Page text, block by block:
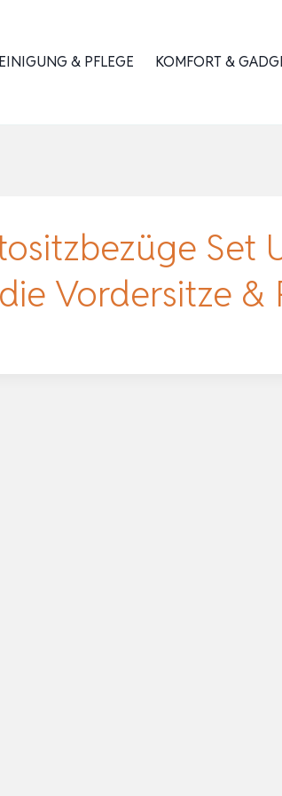
& PFLEGE KOMFORT &
Set
Vordersitze &